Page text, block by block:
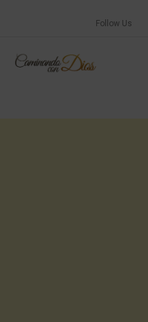
Follow Us